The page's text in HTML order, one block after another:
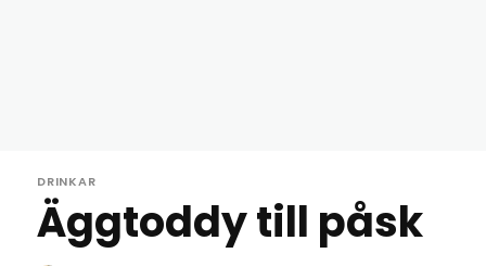
DRINKAR
Äggtoddy till påsk